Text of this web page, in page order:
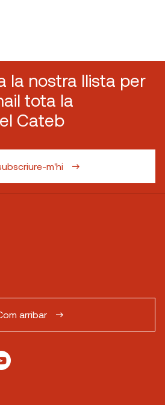
la nostra llista per
tota la
Cateb
m'hi
arribar